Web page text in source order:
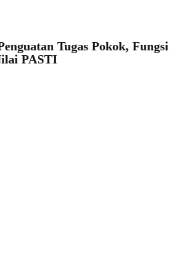
Tugas Pokok, Fungsi
PASTI